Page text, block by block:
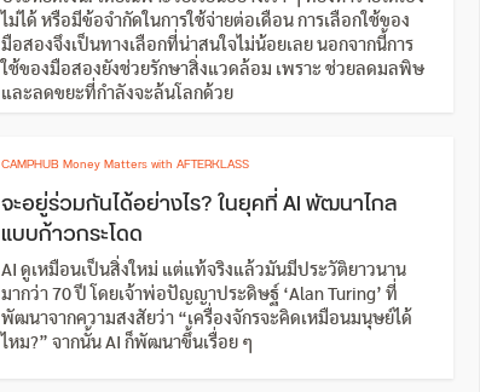
ไม่ได้ หรือมีข้อจำกัดในการใช้จ่ายต่อเดือน การเลือกใช้ของ
มือสองจึงเป็นทางเลือกที่น่าสนใจไม่น้อยเลย นอกจากนี้การ
ใช้ของมือสองยังช่วยรักษาสิ่งแวดล้อม เพราะ ช่วยลดมลพิษ
และลดขยะที่กำลังจะล้นโลกด้วย
CAMPHUB Money Matters with AFTERKLASS
จะอยู่ร่วมกันได้อย่างไร? ในยุคที่ AI พัฒนาไกล
แบบก้าวกระโดด
AI ดูเหมือนเป็นสิ่งใหม่ แต่แท้จริงแล้วมันมีประวัติยาวนาน
มากว่า 70 ปี โดยเจ้าพ่อปัญญาประดิษฐ์ ‘Alan Turing’ ที่
พัฒนาจากความสงสัยว่า “เครื่องจักรจะคิดเหมือนมนุษย์ได้
ไหม?” จากนั้น AI ก็พัฒนาขึ้นเรื่อย ๆ